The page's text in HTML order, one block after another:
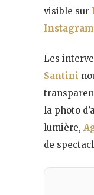
visible sur
Instagram
Les
Santini
la photo
lumière,
de